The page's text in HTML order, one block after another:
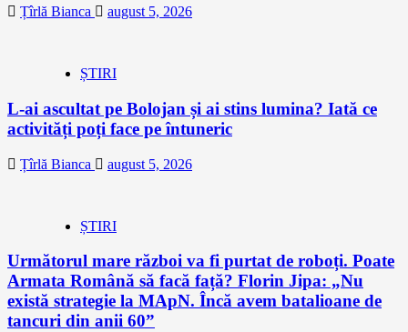
Țîrlă Bianca august 5, 2026
ȘTIRI
L-ai ascultat pe Bolojan și ai stins lumina? Iată ce
activități poți face pe întuneric
Țîrlă Bianca august 5, 2026
ȘTIRI
Următorul mare război va fi purtat de roboți. Poate
Armata Română să facă față? Florin Jipa: „Nu
există strategie la MApN. Încă avem batalioane de
tancuri din anii 60”